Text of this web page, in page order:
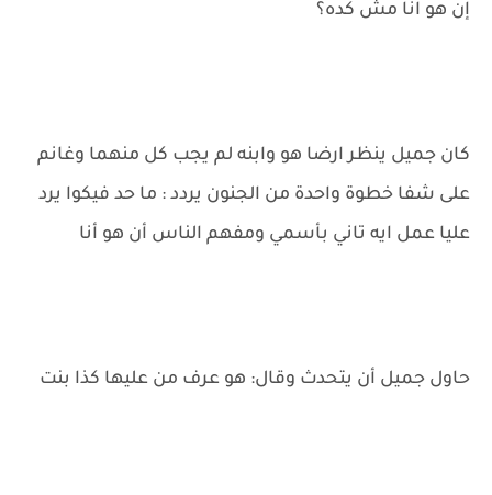
إن هو انا مش كده؟
كان جميل ينظر ارضا هو وابنه لم يجب كل منهما وغانم
على شفا خطوة واحدة من الجنون يردد : ما حد فيكوا يرد
عليا عمل ايه تاني بأسمي ومفهم الناس أن هو أنا
حاول جميل أن يتحدث وقال: هو عرف من عليها كذا بنت